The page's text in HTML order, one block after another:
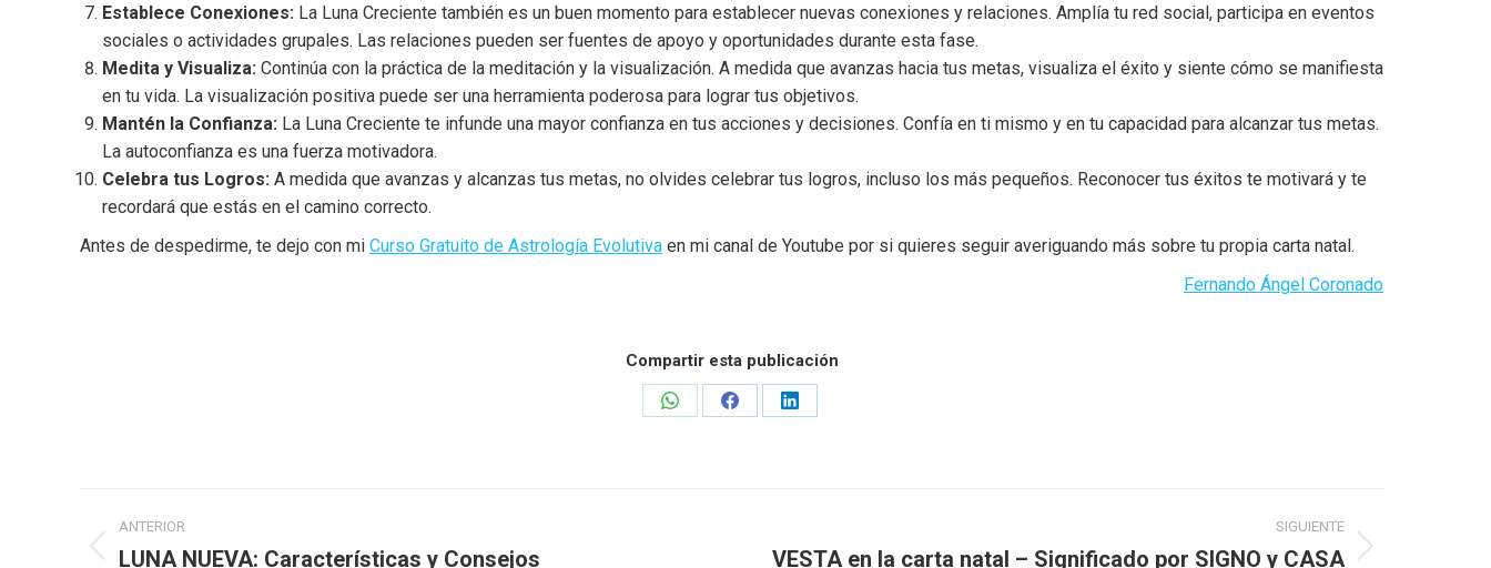
Establece Conexiones: La Luna Creciente también es un buen momento para establecer nuevas conexiones y relaciones. Amplía tu red social, participa en eventos
sociales o actividades grupales. Las relaciones pueden ser fuentes de apoyo y oportunidades durante esta fase.
Medita y Visualiza: Continúa con la práctica de la meditación y la visualización. A medida que avanzas hacia tus metas, visualiza el éxito y siente cómo se manifiesta
en tu vida. La visualización positiva puede ser una herramienta poderosa para lograr tus objetivos.
Mantén la Confianza: La Luna Creciente te infunde una mayor confianza en tus acciones y decisiones. Confía en ti mismo y en tu capacidad para alcanzar tus metas.
La autoconfianza es una fuerza motivadora.
Celebra tus Logros: A medida que avanzas y alcanzas tus metas, no olvides celebrar tus logros, incluso los más pequeños. Reconocer tus éxitos te motivará y te
recordará que estás en el camino correcto.
Antes de despedirme, te dejo con mi Curso Gratuito de Astrología Evolutiva en mi canal de Youtube por si quieres seguir averiguando más sobre tu propia carta natal.
Fernando Ángel Coronado
Compartir esta publicación
Share
Share
Share
Navegación
ANTERIOR
Publicación
LUNA NUEVA: Características y Consejos
SIGUIENTE
Publicación
VESTA en la carta natal – Significado por SIGNO y CASA